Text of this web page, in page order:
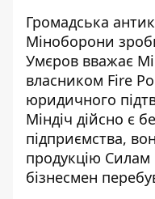
Громадська
Міноборони
Умєров вважає
власником Fire
юридичного
Міндіч дійсно є
підприємства,
продукцію Силам
бізнесмен